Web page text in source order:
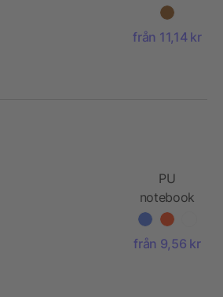
notebook
A5 Egon
från 11,14 kr
PU
notebook
(A5)
Bradley
från 9,56 kr